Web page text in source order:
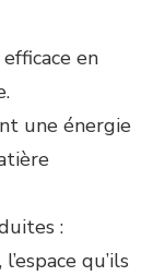
en
une énergie
:
qu’ils